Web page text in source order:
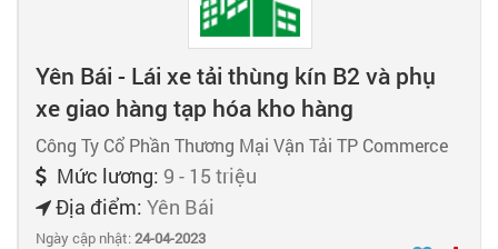
Yên Bái - Lái xe tải thùng kín B2 và phụ
xe giao hàng tạp hóa kho hàng
Công Ty Cổ Phần Thương Mại Vận Tải TP Commerce
Mức lương: 9 - 15 triệu
Địa điểm: Yên Bái
Ngày cập nhật:24-04-2023